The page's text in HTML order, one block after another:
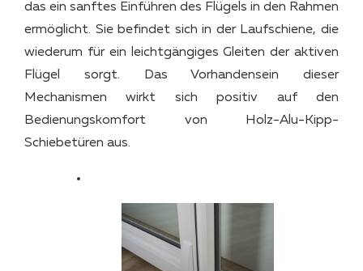
das ein sanftes Einführen des Flügels in den Rahmen
ermöglicht. Sie befindet sich in der Laufschiene, die
wiederum für ein leichtgängiges Gleiten der aktiven
Flügel sorgt. Das Vorhandensein dieser
Mechanismen wirkt sich positiv auf den
Bedienungskomfort von Holz-Alu-Kipp-
Schiebetüren aus.